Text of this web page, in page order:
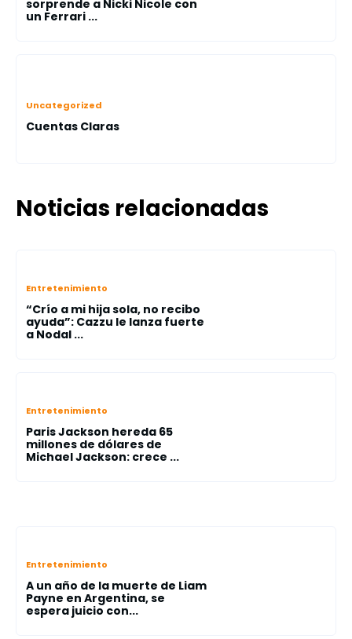
sorprende a Nicki Nicole con
un Ferrari ...
Uncategorized
Cuentas Claras
Noticias relacionadas
Entretenimiento
“Crío a mi hija sola, no recibo
ayuda”: Cazzu le lanza fuerte
a Nodal ...
Entretenimiento
Paris Jackson hereda 65
millones de dólares de
Michael Jackson: crece ...
Entretenimiento
A un año de la muerte de Liam
Payne en Argentina, se
espera juicio con...